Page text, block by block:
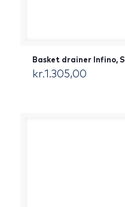
Basket drainer Infino,
kr.1.305,00